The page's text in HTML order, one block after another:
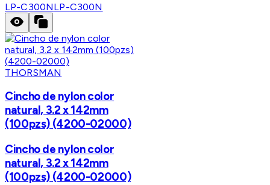
LP-C300NLP-C300N
THORSMAN
Cincho de nylon color
natural, 3.2 x 142mm
(100pzs) (4200-02000)
Cincho de nylon color
natural, 3.2 x 142mm
(100pzs) (4200-02000)